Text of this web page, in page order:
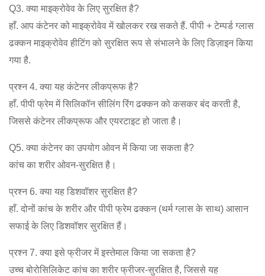
Q3. क्या माइक्रोवेव के लिए सुरक्षित है?
हाँ. आप कंटेनर को माइक्रोवेव में खोलकर रख सकते हैं. पीपी + टेम्पर्ड ग्लास
ढक्कन माइक्रोवेव हीटिंग को सुरक्षित रूप से संभालने के लिए डिज़ाइन किया
गया है.
प्रश्न 4. क्या यह कंटेनर लीकप्रूफ है?
हाँ. पीपी फ्रेम में सिलिकॉन सीलिंग रिंग ढक्कन को कसकर बंद करती है,
जिससे कंटेनर लीकप्रूफ और एयरटाइट हो जाता है।
Q5. क्या कंटेनर का उपयोग ओवन में किया जा सकता है?
कांच का शरीर ओवन-सुरक्षित है।
प्रश्न 6. क्या यह डिशवॉशर सुरक्षित है?
हाँ. दोनों कांच के शरीर और पीपी फ्रेम ढक्कन (थर्म ग्लास के साथ) आसान
सफाई के लिए डिशवॉशर सुरक्षित हैं।
प्रश्न 7. क्या इसे फ्रीजर में इस्तेमाल किया जा सकता है?
उच्च बोरोसिलिकेट कांच का शरीर फ्रीजर-सुरक्षित है, जिससे यह